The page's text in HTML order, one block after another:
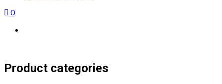
0
Product categories